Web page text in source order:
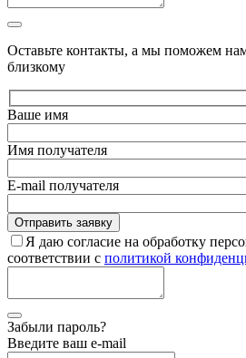
Оставьте контакты, а мы поможем
близкому
Ваше имя
Имя получателя
E-mail получателя
Я даю согласие на обработку
соответствии с политикой
Забыли пароль?
Введите ваш e-mail